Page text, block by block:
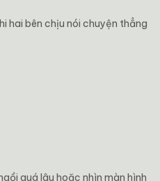
hai bên chịu nói chuyện thẳng
quá lâu hoặc nhìn màn hình